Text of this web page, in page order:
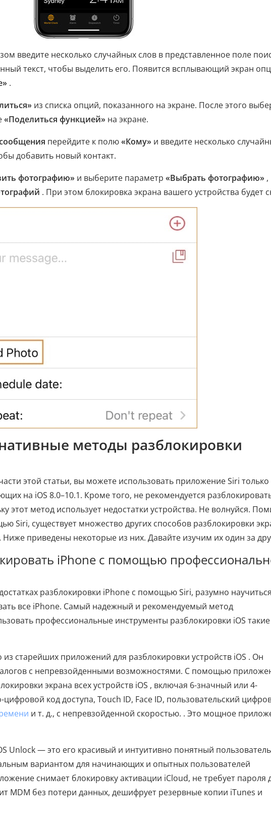
введите несколько случайных слов в представленное поле
текст, чтобы выделить его. Появится всплывающий экран
.
из списка опций, показанного на экране. После этого
«Поделиться функцией» на экране.
перейдите к полю«Кому» и введите несколько
добавить новый контакт.
фотографию» и выберите параметр «Выбрать фотографию» ,
. При этом блокировка экрана вашего устройства будет
методы разблокировки
этой статьи, вы можете использовать приложение Siri только
на iOS 8.0–10.1. Кроме того, не рекомендуется
этот метод использует недостатки устройства. Не волнуйся.
Siri, существует множество других способов разблокировки
приведены некоторые из них. Давайте изучим их один за
iPhone с помощью
разблокировки iPhone с помощью Siri, разумно
все iPhone. Самый надежный и рекомендуемый метод
профессиональные инструменты разблокировки iOS такие
старейших приложений для разблокировки устройств iOS . Он
с непревзойденными возможностями. С помощью
экрана всех устройств iOS , включая 6-значный или 4-
код доступа, Touch ID, Face ID, пользовательский
и т. д., с непревзойденной скоростью. . Это мощное
Unlock — это его красивый и интуитивно понятный
вариантом для начинающих и опытных пользователей
снимает блокировку активации iCloud, не требует пароля
MDM без потери данных, дешифрует резервные копии iTunes и